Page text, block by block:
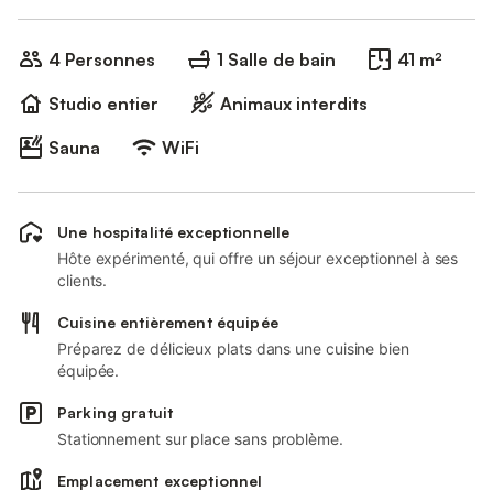
4 Personnes 1 Salle de bain
41 m²
Studio entier
Animaux interdits
Sauna
WiFi
Une hospitalité exceptionnelle
Hôte expérimenté, qui offre un séjour exceptionnel à ses
clients.
Cuisine entièrement équipée
Préparez de délicieux plats dans une cuisine bien
équipée.
Parking gratuit
Stationnement sur place sans problème.
Emplacement exceptionnel